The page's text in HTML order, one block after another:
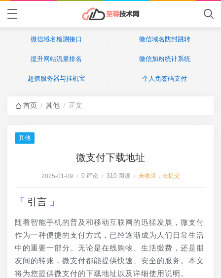
微信域名检测接口 微信域名防封跳转
提升网站流量排名 微信加粉统计系统
超值服务器与挂机宝 个人免签码支付
首页 / 其他 / 正文
其他
微支付下载地址
2025-01-09 / 0 评论 / 310 阅读 / 未收录，去提交
引言
随着智能手机的普及和移动互联网的迅猛发展，微支付
作为一种便捷的支付方式，已经逐渐成为人们日常生活
中的重要一部分。无论是在线购物、生活缴费，还是朋
友间的转账，微支付都能提供快速、安全的服务。本文
将为您提供微支付的下载地址以及详细使用说明。